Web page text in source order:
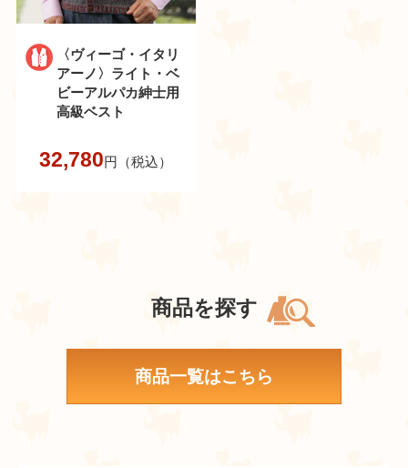
〈ヴィーゴ・イタリ
アーノ〉ライト・ベ
ビーアルパカ紳士用
高級ベスト
32,780円（税込）
商品を探す
商品一覧はこちら